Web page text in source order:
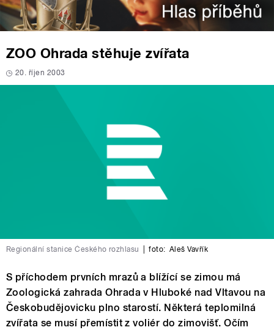
ZOO Ohrada stěhuje zvířata
20. říjen 2003
Regionální stanice Českého rozhlasu foto: Aleš Vavřík
S příchodem prvních mrazů a blížící se zimou má
Zoologická zahrada Ohrada v Hluboké nad Vltavou na
Českobudějovicku plno starostí. Některá teplomilná
zvířata se musí přemístit z voliér do zimovišť. Očím